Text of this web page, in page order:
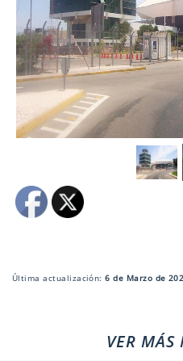
Última actualización:6 de Marzo de
VER MÁS